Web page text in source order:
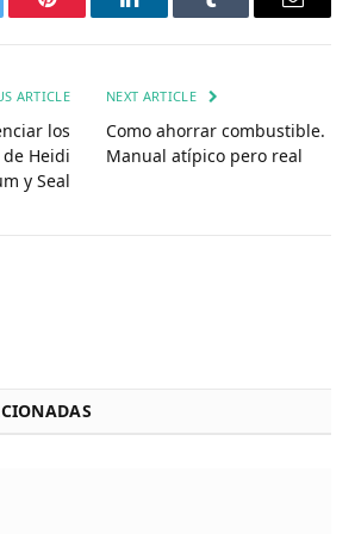
Pinterest LinkedInTumblr Email
ARTICLE
los
Heidi
y Seal
NEXT ARTICLE
Como ahorrar combustible.
Manual atípico pero real